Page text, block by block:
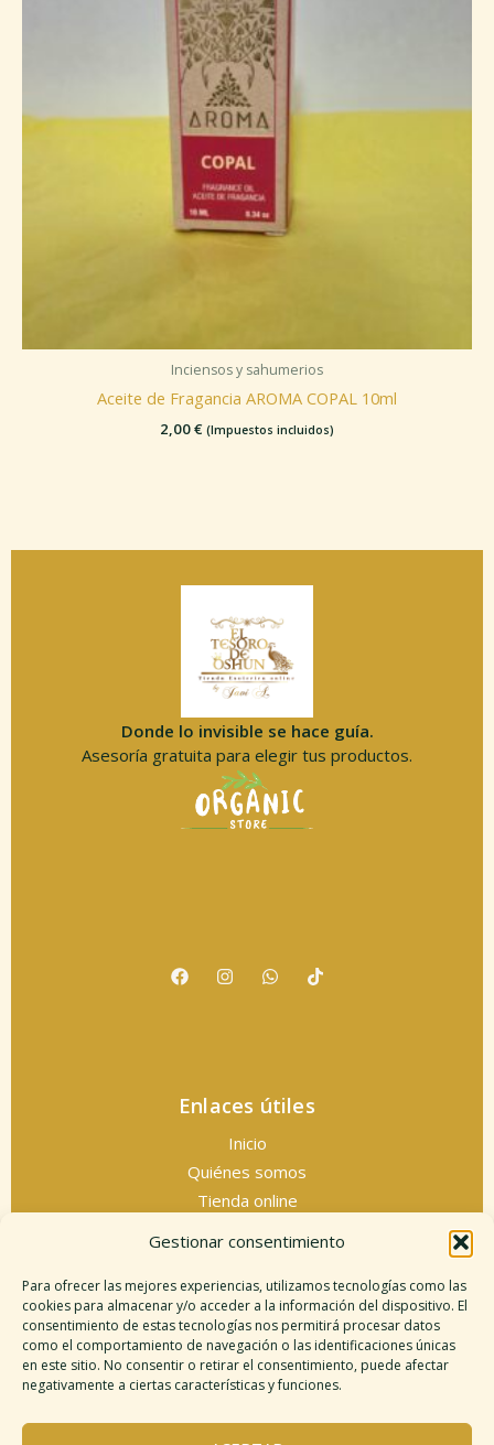
Gestionar consentimiento
Para ofrecer las mejores experiencias, utilizamos tecnologías como las
cookies para almacenar y/o acceder a la información del dispositivo. El
consentimiento de estas tecnologías nos permitirá procesar datos
como el comportamiento de navegación o las identificaciones únicas
en este sitio. No consentir o retirar el consentimiento, puede afectar
negativamente a ciertas características y funciones.
Inciensos y sahumerios
Aceite de Fragancia AROMA COPAL 10ml
2,00€ (Impuestos incluidos)
Donde lo invisible se hace guía.
Asesoría gratuita para elegir tus productos.
Enlaces útiles
Inicio
Quiénes somos
Tienda online
Información legal